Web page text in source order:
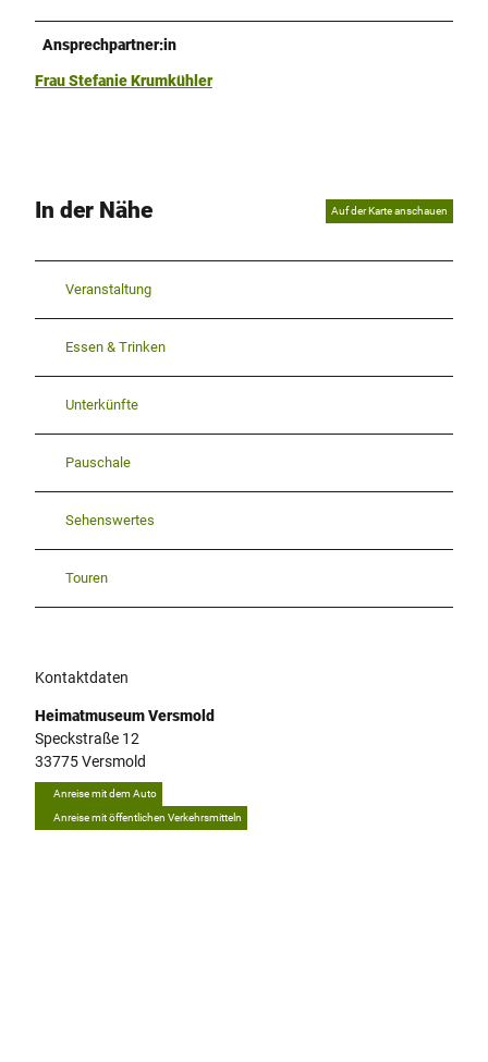
Ansprechpartner:in
Frau Stefanie Krumkühler
In der Nähe Auf der Karte anschauen
Veranstaltung
Essen & Trinken
Unterkünfte
Pauschale
Sehenswertes
Touren
Kontaktdaten
Heimatmuseum Versmold
Speckstraße 12
33775Versmold
Anreise mit dem Auto
Anreise mit öffentlichen Verkehrsmitteln